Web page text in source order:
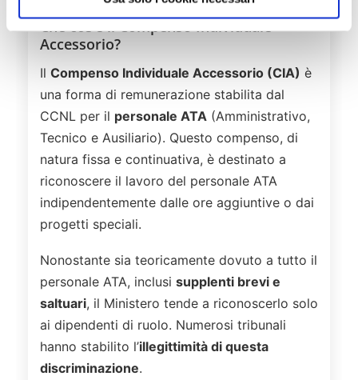
Che cos’è il Compenso Individuale
Accessorio?
Il Compenso Individuale Accessorio (CIA) è
una forma di remunerazione stabilita dal
CCNL per il personale ATA (Amministrativo,
Tecnico e Ausiliario). Questo compenso, di
natura fissa e continuativa, è destinato a
riconoscere il lavoro del personale ATA
indipendentemente dalle ore aggiuntive o dai
progetti speciali.
Nonostante sia teoricamente dovuto a tutto il
personale ATA, inclusi supplenti brevi e
saltuari, il Ministero tende a riconoscerlo solo
ai dipendenti di ruolo. Numerosi tribunali
hanno stabilito l’illegittimità di questa
discriminazione.